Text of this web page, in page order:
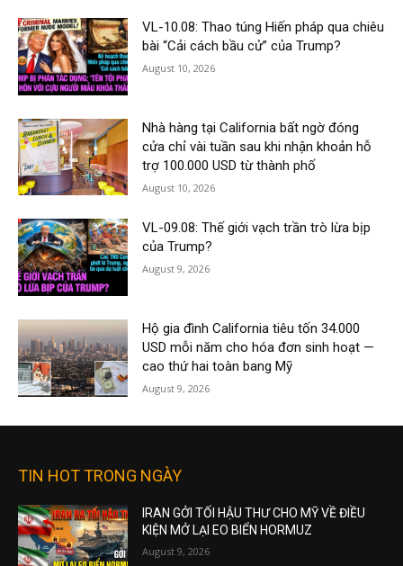
VL-10.08: Thao túng Hiến pháp qua chiêu
bài “Cải cách bầu cử” của Trump?
August 10, 2026
Nhà hàng tại California bất ngờ đóng
cửa chỉ vài tuần sau khi nhận khoản hỗ
trợ 100.000 USD từ thành phố
August 10, 2026
VL-09.08: Thế giới vạch trần trò lừa bịp
của Trump?
August 9, 2026
Hộ gia đình California tiêu tốn 34.000
USD mỗi năm cho hóa đơn sinh hoạt —
cao thứ hai toàn bang Mỹ
August 9, 2026
TIN HOT TRONG NGÀY
IRAN GỞI TỐI HẬU THƯ CHO MỸ VỀ ĐIỀU
KIỆN MỞ LẠI EO BIỂN HORMUZ
August 9, 2026